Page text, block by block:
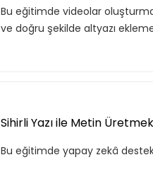
Bu eğitimde videolar
ve doğru şekilde altyazı
Sihirli Yazı ile Metin Üretmek
Bu eğitimde yapay zekâ